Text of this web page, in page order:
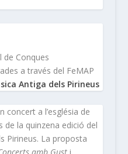
de Conques
a través del FeMAP
Antiga dels Pirineus
concert a l’església de
de la quinzena edició del
Pirineus. La proposta